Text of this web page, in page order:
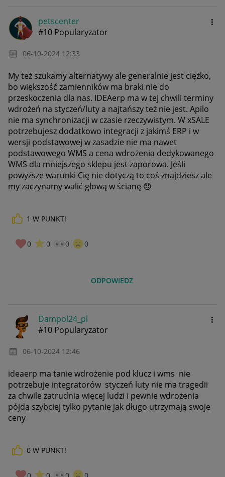
petscenter
#10 Popularyzator
‎06-10-2024 12:33
My też szukamy alternatywy ale generalnie jest ciężko,
bo większość zamienników ma braki nie do
przeskoczenia dla nas. IDEAerp ma w tej chwili terminy
wdrożeń na styczeń/luty a najtańszy też nie jest. Apilo
nie ma synchronizacji w czasie rzeczywistym. W xSALE
potrzebujesz dodatkowo integracji z jakimś ERP i w
wersji podstawowej w zasadzie nie ma nawet
podstawowego WMS a cena wdrożenia dedykowanego
WMS dla mniejszego sklepu jest zaporowa. Jeśli
powyższe warunki Cię nie dotyczą to coś znajdziesz ale
my zaczynamy walić głową w ścianę 😞
1 W PUNKT!
0 0 0 0
ODPOWIEDZ
Dampol24_pl
#10 Popularyzator
‎06-10-2024 12:46
ideaerp ma tanie wdrożenie pod klucz i wms nie
potrzebuje integratorów styczeń luty nie ma tragedii
za chwile zatrudnia więcej ludzi i pewnie wdrożenia
pójdą szybciej tylko pytanie jak długo utrzymają swoje
ceny
0 W PUNKT!